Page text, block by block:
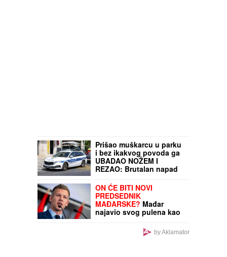
Prišao muškarcu u parku
i bez ikakvog povoda ga
UBADAO NOŽEM I
REZAO: Brutalan napad
uhapsila mladića (25)
ON ĆE BITI NOVI
PREDSEDNIK
MAĐARSKE? Mađar
najavio svog pulena kao
kandidata
by Aklamator